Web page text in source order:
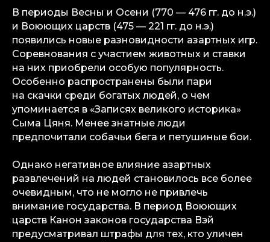
В периоды Весны и Осени (770 — 476 гг. до н.э.)
и Воюющих царств (475 — 221 гг. до н.э.)
появились новые разновидности азартных игр.
Соревнования с участием животных и ставки
на них приобрели особую популярность.
Особенно распространены были пари
на скачки среди богатых людей, о чем
упоминается в «Записях великого историка»
Сыма Цяня. Менее знатные люди
предпочитали собачьи бега и петушиные бои.
Однако негативное влияние азартных
развлечений на людей становилось все более
очевидным, что не могло не привлечь
внимание государства. В период Воюющих
царств Канон законов государства Вэй
предусматривал штрафы для тех, кто уличен